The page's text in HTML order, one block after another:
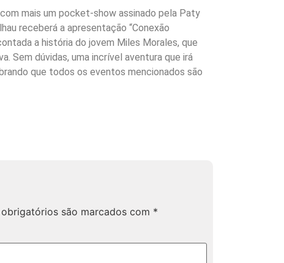
mais um pocket-show assinado pela Paty
receberá a apresentação “Conexão
a história do jovem Miles Morales, que
Sem dúvidas, uma incrível aventura que irá
que todos os eventos mencionados são
são marcados com *